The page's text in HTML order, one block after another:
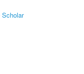
Scholar